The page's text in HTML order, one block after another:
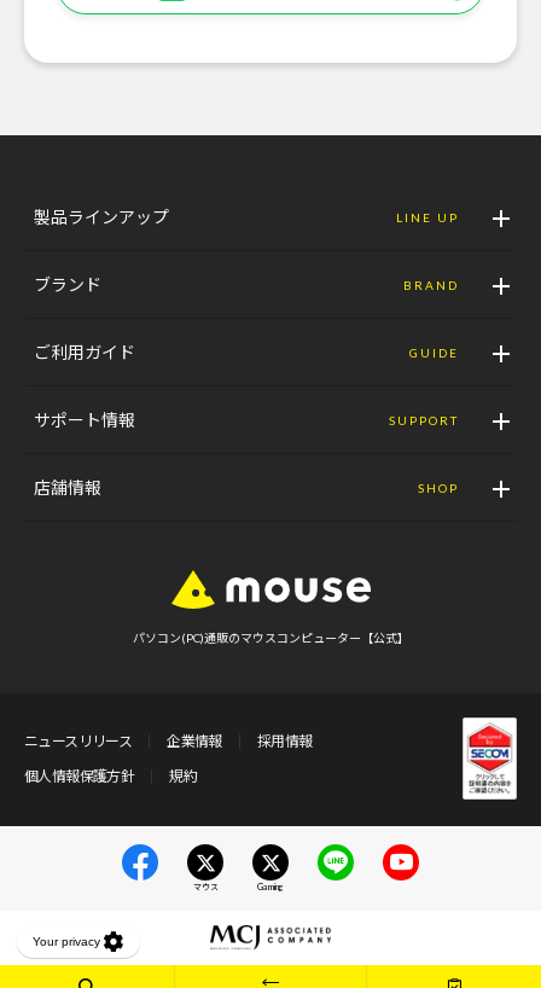
製品ラインアップ LINE UP
ブランド BRAND
ご利用ガイド GUIDE
サポート情報 SUPPORT
店舗情報 SHOP
パソコン(PC)通販のマウスコンピューター【公式】
ニュースリリース 企業情報
採用情報
個人情報保護方針
規約
マウス Gaming